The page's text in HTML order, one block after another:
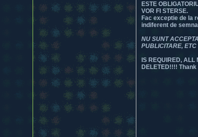
ESTE
VOR FI STERSE.
Fac exceptie de la
indiferent de
NU SUNT
PUBLICITARE, ETC
IS REQUIRED,
DELETED!!!! Thank